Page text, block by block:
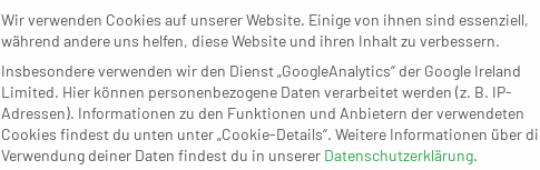
Wir verwenden Cookies auf unserer Website. Einige von ihnen sind essenziell,
während andere uns helfen, diese Website und ihren Inhalt zu verbessern.
Insbesondere verwenden wir den Dienst „GoogleAnalytics“ der Google Ireland
Limited. Hier können personenbezogene Daten verarbeitet werden (z. B. IP-
Adressen). Informationen zu den Funktionen und Anbietern der verwendeten
Cookies findest du unten unter „Cookie-Details“. Weitere Informationen über
Verwendung deiner Daten findest du in unserer Datenschutzerklärung.